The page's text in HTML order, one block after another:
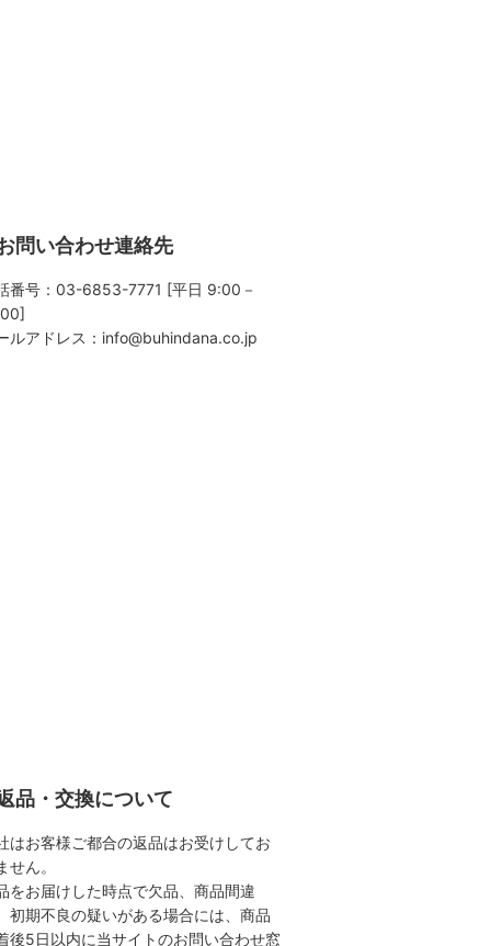
問い合わせ連絡先
番号：03-6853-7771 [平日 9:00－
ルアドレス： info@buhindana.co.jp
品・交換について
はお客様ご都合の返品はお受けしてお
せん。
をお届けした時点で欠品、商品間違
初期不良の疑いがある場合には、商品
後5日以内に当サイトのお問い合わせ窓